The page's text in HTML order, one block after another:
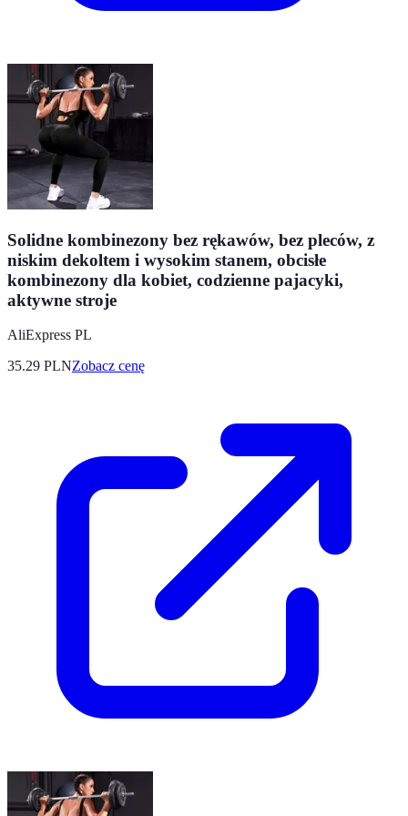
Solidne kombinezony bez rękawów, bez pleców, z
niskim dekoltem i wysokim stanem, obcisłe
kombinezony dla kobiet, codzienne pajacyki,
aktywne stroje
AliExpress PL
35.29 PLNZobacz cenę